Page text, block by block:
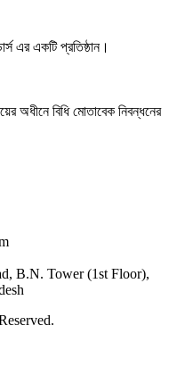
এর একটি প্রতিষ্ঠান।
অধীনে বিধি মোতাবেক নিবন্ধনের
B.N. Tower (1st Floor),